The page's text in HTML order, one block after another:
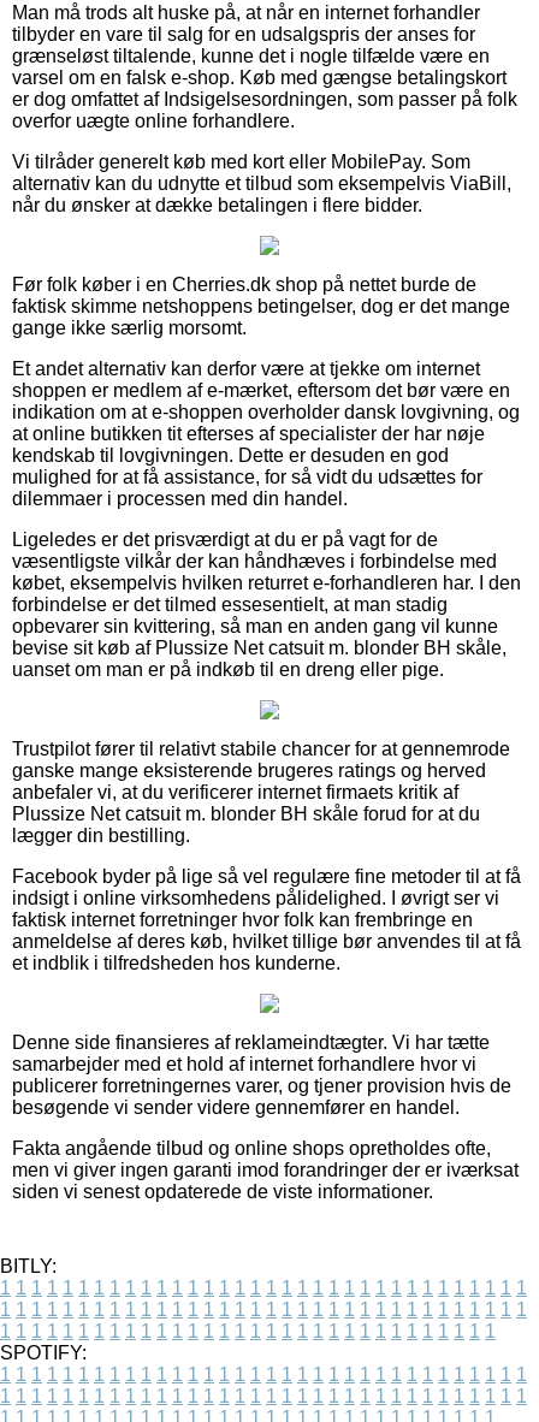
Man må trods alt huske på, at når en internet forhandler
tilbyder en vare til salg for en udsalgspris der anses for
grænseløst tiltalende, kunne det i nogle tilfælde være en
varsel om en falsk e-shop. Køb med gængse betalingskort
er dog omfattet af Indsigelsesordningen, som passer på folk
overfor uægte online forhandlere.
Vi tilråder generelt køb med kort eller MobilePay. Som
alternativ kan du udnytte et tilbud som eksempelvis ViaBill,
når du ønsker at dække betalingen i flere bidder.
Før folk køber i en Cherries.dk shop på nettet burde de
faktisk skimme netshoppens betingelser, dog er det mange
gange ikke særlig morsomt.
Et andet alternativ kan derfor være at tjekke om internet
shoppen er medlem af e-mærket, eftersom det bør være en
indikation om at e-shoppen overholder dansk lovgivning, og
at online butikken tit efterses af specialister der har nøje
kendskab til lovgivningen. Dette er desuden en god
mulighed for at få assistance, for så vidt du udsættes for
dilemmaer i processen med din handel.
Ligeledes er det prisværdigt at du er på vagt for de
væsentligste vilkår der kan håndhæves i forbindelse med
købet, eksempelvis hvilken returret e-forhandleren har. I den
forbindelse er det tilmed essesentielt, at man stadig
opbevarer sin kvittering, så man en anden gang vil kunne
bevise sit køb af Plussize Net catsuit m. blonder BH skåle,
uanset om man er på indkøb til en dreng eller pige.
Trustpilot fører til relativt stabile chancer for at gennemrode
ganske mange eksisterende brugeres ratings og herved
anbefaler vi, at du verificerer internet firmaets kritik af
Plussize Net catsuit m. blonder BH skåle forud for at du
lægger din bestilling.
Facebook byder på lige så vel regulære fine metoder til at få
indsigt i online virksomhedens pålidelighed. I øvrigt ser vi
faktisk internet forretninger hvor folk kan frembringe en
anmeldelse af deres køb, hvilket tillige bør anvendes til at få
et indblik i tilfredsheden hos kunderne.
Denne side finansieres af reklameindtægter. Vi har tætte
samarbejder med et hold af internet forhandlere hvor vi
publicerer forretningernes varer, og tjener provision hvis de
besøgende vi sender videre gennemfører en handel.
Fakta angående tilbud og online shops opretholdes ofte,
men vi giver ingen garanti imod forandringer der er iværksat
siden vi senest opdaterede de viste informationer.
BITLY:
1 1 1 1 1 1 1 1 1 1 1 1 1 1 1 1 1 1 1 1 1 1 1 1 1 1 1 1 1 1 1 1 1 1
1 1 1 1 1 1 1 1 1 1 1 1 1 1 1 1 1 1 1 1 1 1 1 1 1 1 1 1 1 1 1 1 1 1
1 1 1 1 1 1 1 1 1 1 1 1 1 1 1 1 1 1 1 1 1 1 1 1 1 1 1 1 1 1 1 1
SPOTIFY:
1 1 1 1 1 1 1 1 1 1 1 1 1 1 1 1 1 1 1 1 1 1 1 1 1 1 1 1 1 1 1 1 1 1
1 1 1 1 1 1 1 1 1 1 1 1 1 1 1 1 1 1 1 1 1 1 1 1 1 1 1 1 1 1 1 1 1 1
1 1 1 1 1 1 1 1 1 1 1 1 1 1 1 1 1 1 1 1 1 1 1 1 1 1 1 1 1 1 1 1